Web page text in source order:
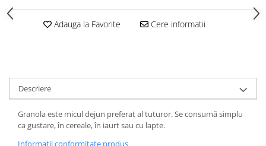
Adauga la Favorite Cere informatii
Descriere
Granola este micul dejun preferat al tuturor. Se consumă simplu
ca gustare, în cereale, în iaurt sau cu lapte.
Informatii conformitate produs